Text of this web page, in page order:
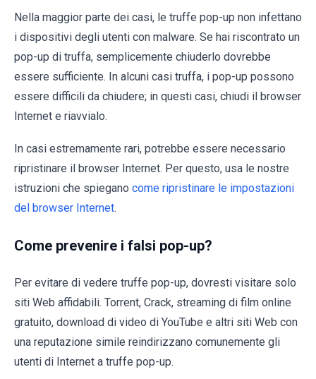
Nella maggior parte dei casi, le truffe pop-up non infettano
i dispositivi degli utenti con malware. Se hai riscontrato un
pop-up di truffa, semplicemente chiuderlo dovrebbe
essere sufficiente. In alcuni casi truffa, i pop-up possono
essere difficili da chiudere; in questi casi, chiudi il browser
Internet e riavvialo.
In casi estremamente rari, potrebbe essere necessario
ripristinare il browser Internet. Per questo, usa le nostre
istruzioni che spiegano come ripristinare le impostazioni
del browser Internet.
Come prevenire i falsi pop-up?
Per evitare di vedere truffe pop-up, dovresti visitare solo
siti Web affidabili. Torrent, Crack, streaming di film online
gratuito, download di video di YouTube e altri siti Web con
una reputazione simile reindirizzano comunemente gli
utenti di Internet a truffe pop-up.